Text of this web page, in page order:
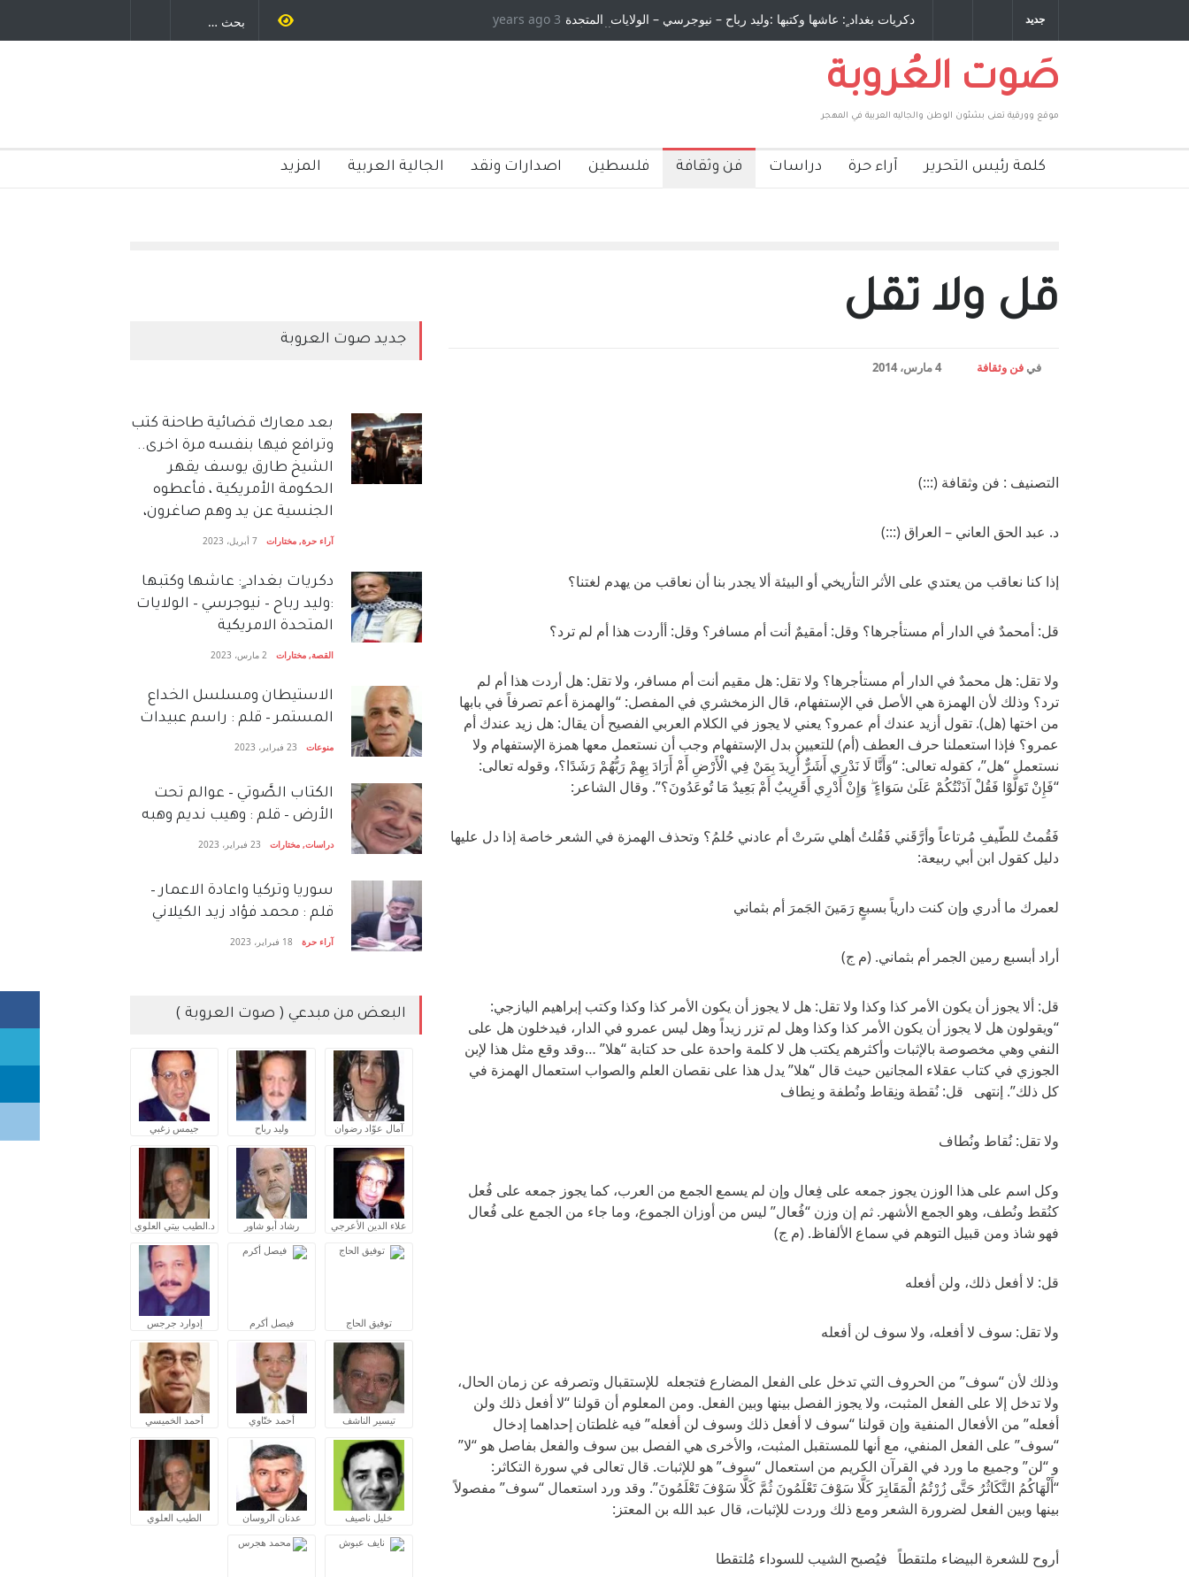
جديد الاستيطان ومسلسل الخداع المستمر - قلم : راسم عبيدات دكريات بغداد ٍ: عاشها وكتبها :وليد رباح – نيوجرسي – الولايات المتحدة
الامريكية
فيها بنفسه مرة اخرى.. الشيخ
صاغرون،
3 years ago
صَوت العُروبة
موقع وورقية تعنى بشئون الوطن والجاليه العربية في المهجر
كلمة رئيس التحرير آراء حرة دراسات فن وثقافة فلسطين اصدارات ونقد الجالية العربية المزيد
قل ولا تقل
في فن وثقافة 4 مارس، 2014
التصنيف : فن وثقافة (:::)
د. عبد الحق العاني – العراق (:::)
إذا كنا نعاقب من يعتدي على الأثر التأريخي أو البيئة ألا يجدر بنا أن نعاقب من يهدم لغتنا؟
قل: أمحمدٌ في الدار أم مستأجرها؟ وقل: أمقيمٌ أنت أم مسافر؟ وقل: أأردت هذا أم لم ترد؟
ولا تقل: هل محمدٌ في الدار أم مستأجرها؟ ولا تقل: هل مقيم أنت أم مسافر، ولا تقل: هل أردت هذا أم لم
ترد؟ وذلك لأن الهمزة هي الأصل في الإستفهام، قال الزمخشري في المفصل: “والهمزة أعم تصرفاً في بابها
من اختها (هل). تقول أزيد عندك أم عمرو؟ يعني لا يجوز في الكلام العربي الفصيح أن يقال: هل زيد عندك أم
عمرو؟ فإذا استعملنا حرف العطف (أم) للتعيين بدل الإستفهام وجب أن نستعمل معها همزة الإستفهام ولا
نستعمل “هل”، كقوله تعالى: “وَأَنَّا لَا نَدْرِي أَشَرٌّ أُرِيدَ بِمَنْ فِي الْأَرْضِ أَمْ أَرَادَ بِهِمْ رَبُّهُمْ رَشَدًا؟، وقوله تعالى:
“فَإِنْ تَوَلَّوْا فَقُلْ آذَنْتُكُمْ عَلَىٰ سَوَاءٍ ۖ وَإِنْ أَدْرِي أَقَرِيبٌ أَمْ بَعِيدٌ مَا تُوعَدُونَ؟”. وقال الشاعر:
فَقُمتُ للطّيفِ مُرتاعاً وأرَّقَني فَقُلتُ أهلي سَرتْ أم عادني حُلمُ؟ وتحذف الهمزة في الشعر خاصة إذا دل عليها
دليل كقول ابن أبي ربيعة:
لعمرك ما أدري وإن كنت دارياً بسبعٍ رَمَينَ الجَمرَ أم بثماني
أراد أبسبع رمين الجمر أم بثماني. (م ج)
قل: ألا يجوز أن يكون الأمر كذا وكذا ولا تقل: هل لا يجوز أن يكون الأمر كذا وكذا وكتب إبراهيم اليازجي:
“ويقولون هل لا يجوز أن يكون الأمر كذا وكذا وهل لم تزر زيداً وهل ليس عمرو في الدار، فيدخلون هل على
النفي وهي مخصوصة بالإثبات وأكثرهم يكتب هل لا كلمة واحدة على حد كتابة “هلا” …وقد وقع مثل هذا لإبن
الجوزي في كتاب عقلاء المجانين حيث قال “هلا” يدل هذا على نقصان العلم والصواب استعمال الهمزة في
كل ذلك”. إنتهى قل: نُقطة ونِقاط ونُطفة و نِطاف
ولا تقل: نُقاط ونُطاف
وكل اسم على هذا الوزن يجوز جمعه على فِعال وإن لم يسمع الجمع من العرب، كما يجوز جمعه على فُعل
كنُقط ونُطف، وهو الجمع الأشهر. ثم إن وزن “فُعال” ليس من أوزان الجموع، وما جاء من الجمع على فُعال
فهو شاذ ومن قبيل التوهم في سماع الألفاظ. (م ج)
قل: لا أفعل ذلك، ولن أفعله
ولا تقل: سوف لا أفعله، ولا سوف لن أفعله
وذلك لأن “سوف” من الحروف التي تدخل على الفعل المضارع فتجعله للإستقبال وتصرفه عن زمان الحال،
ولا تدخل إلا على الفعل المثبت، ولا يجوز الفصل بينها وبين الفعل. ومن المعلوم أن قولنا “لا أفعل ذلك ولن
أفعله” من الأفعال المنفية وإن قولنا “سوف لا أفعل ذلك وسوف لن أفعله” فيه غلطتان إحداهما إدخال
“سوف” على الفعل المنفي، مع أنها للمستقبل المثبت، والأخرى هي الفصل بين سوف والفعل بفاصل هو “لا”
و “لن” وجميع ما ورد في القرآن الكريم من استعمال “سوف” هو للإثبات. قال تعالى في سورة التكاثر:
“أَلْهَاكُمُ التَّكَاثُرُ حَتَّى زُرْتُمُ الْمَقَابِرَ كَلَّا سَوْفَ تَعْلَمُونَ ثُمَّ كَلَّا سَوْفَ تَعْلَمُونَ”. وقد ورد استعمال “سوف” مفصولاً
بينها وبين الفعل لضرورة الشعر ومع ذلك وردت للإثبات، قال عبد الله بن المعتز:
أروح للشعرة البيضاء ملتقطاً فيُصبح الشيب للسوداء مُلتقطا
جديد صوت العروبة
بعد معارك قضائية طاحنة كتب
وترافع فيها بنفسه مرة اخرى..
الشيخ طارق يوسف يقهر
الحكومة الأمريكية ، فأعطوه
الجنسية عن يد وهم صاغرون،
آراء حرة, مختارات 7 أبريل، 2023
دكريات بغداد ٍ: عاشها وكتبها
:وليد رباح – نيوجرسي – الولايات
المتحدة الامريكية
القصة, مختارات 2 مارس، 2023
الاستيطان ومسلسل الخداع
المستمر – قلم : راسم عبيدات
منوعات 23 فبراير، 2023
الكتاب الصَّوتي – عوالم تحت
الأرض – قلم : وهيب نديم وهبه
دراسات, مختارات 23 فبراير، 2023
سوريا وتركيا واعادة الاعمار –
قلم : محمد فؤاد زيد الكيلاني
آراء حرة 18 فبراير، 2023
البعض من مبدعي ( صوت العروبة )
آمال عوّاد رضوان وليد رباح جيمس زغبي
علاء الدين الأعرجي رشاد أبو شاور د.الطيب بيتي العلوي
توفيق الحاج فيصل أكرم إدوارد جرجس
تيسير الناشف أحمد ختّاوي أحمد الخميسي
خليل ناصيف عدنان الروسان الطيب العلوي